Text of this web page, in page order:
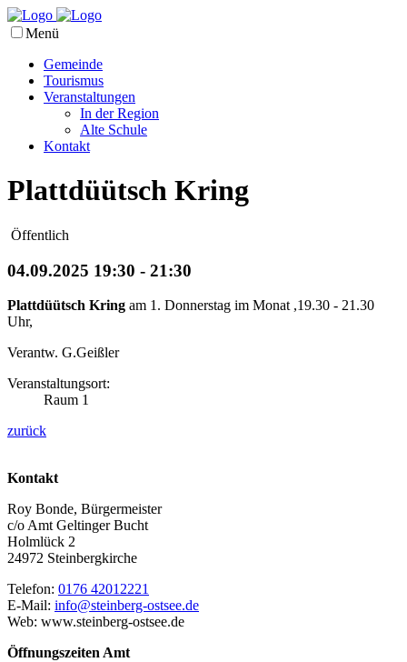
Menü
Gemeinde
Tourismus
Veranstaltungen
In der Region
Alte Schule
Kontakt
Plattdüütsch Kring
Öffentlich
04.09.2025 19:30 - 21:30
Plattdüütsch Kring am 1. Donnerstag im Monat ,19.30 - 21.30
Uhr,
Verantw. G.Geißler
Veranstaltungsort:
Raum 1
zurück
Kontakt
Roy Bonde, Bürgermeister
c/o Amt Geltinger Bucht
Holmlück 2
24972 Steinbergkirche
Telefon: 0176 42012221
E-Mail: info@steinberg-ostsee.de
Web: www.steinberg-ostsee.de
Öffnungszeiten Amt